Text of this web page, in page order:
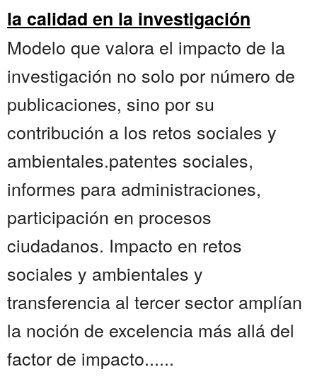
la calidad en la investigación
Modelo que valora el impacto de la
investigación no solo por número de
publicaciones, sino por su
contribución a los retos sociales y
ambientales.patentes sociales,
informes para administraciones,
participación en procesos
ciudadanos. Impacto en retos
sociales y ambientales y
transferencia al tercer sector amplían
la noción de excelencia más allá del
factor de impacto......